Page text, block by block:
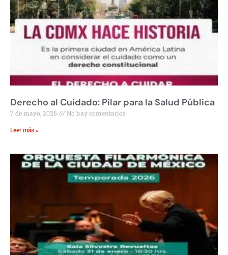
Derecho al Cuidado: Pilar para la Salud Pública
7 de mayo, 2026 No hay comentarios
Leer más »